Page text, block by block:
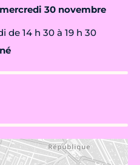
mercredi 30 novembre
de 14 h 30 à 19 h 30